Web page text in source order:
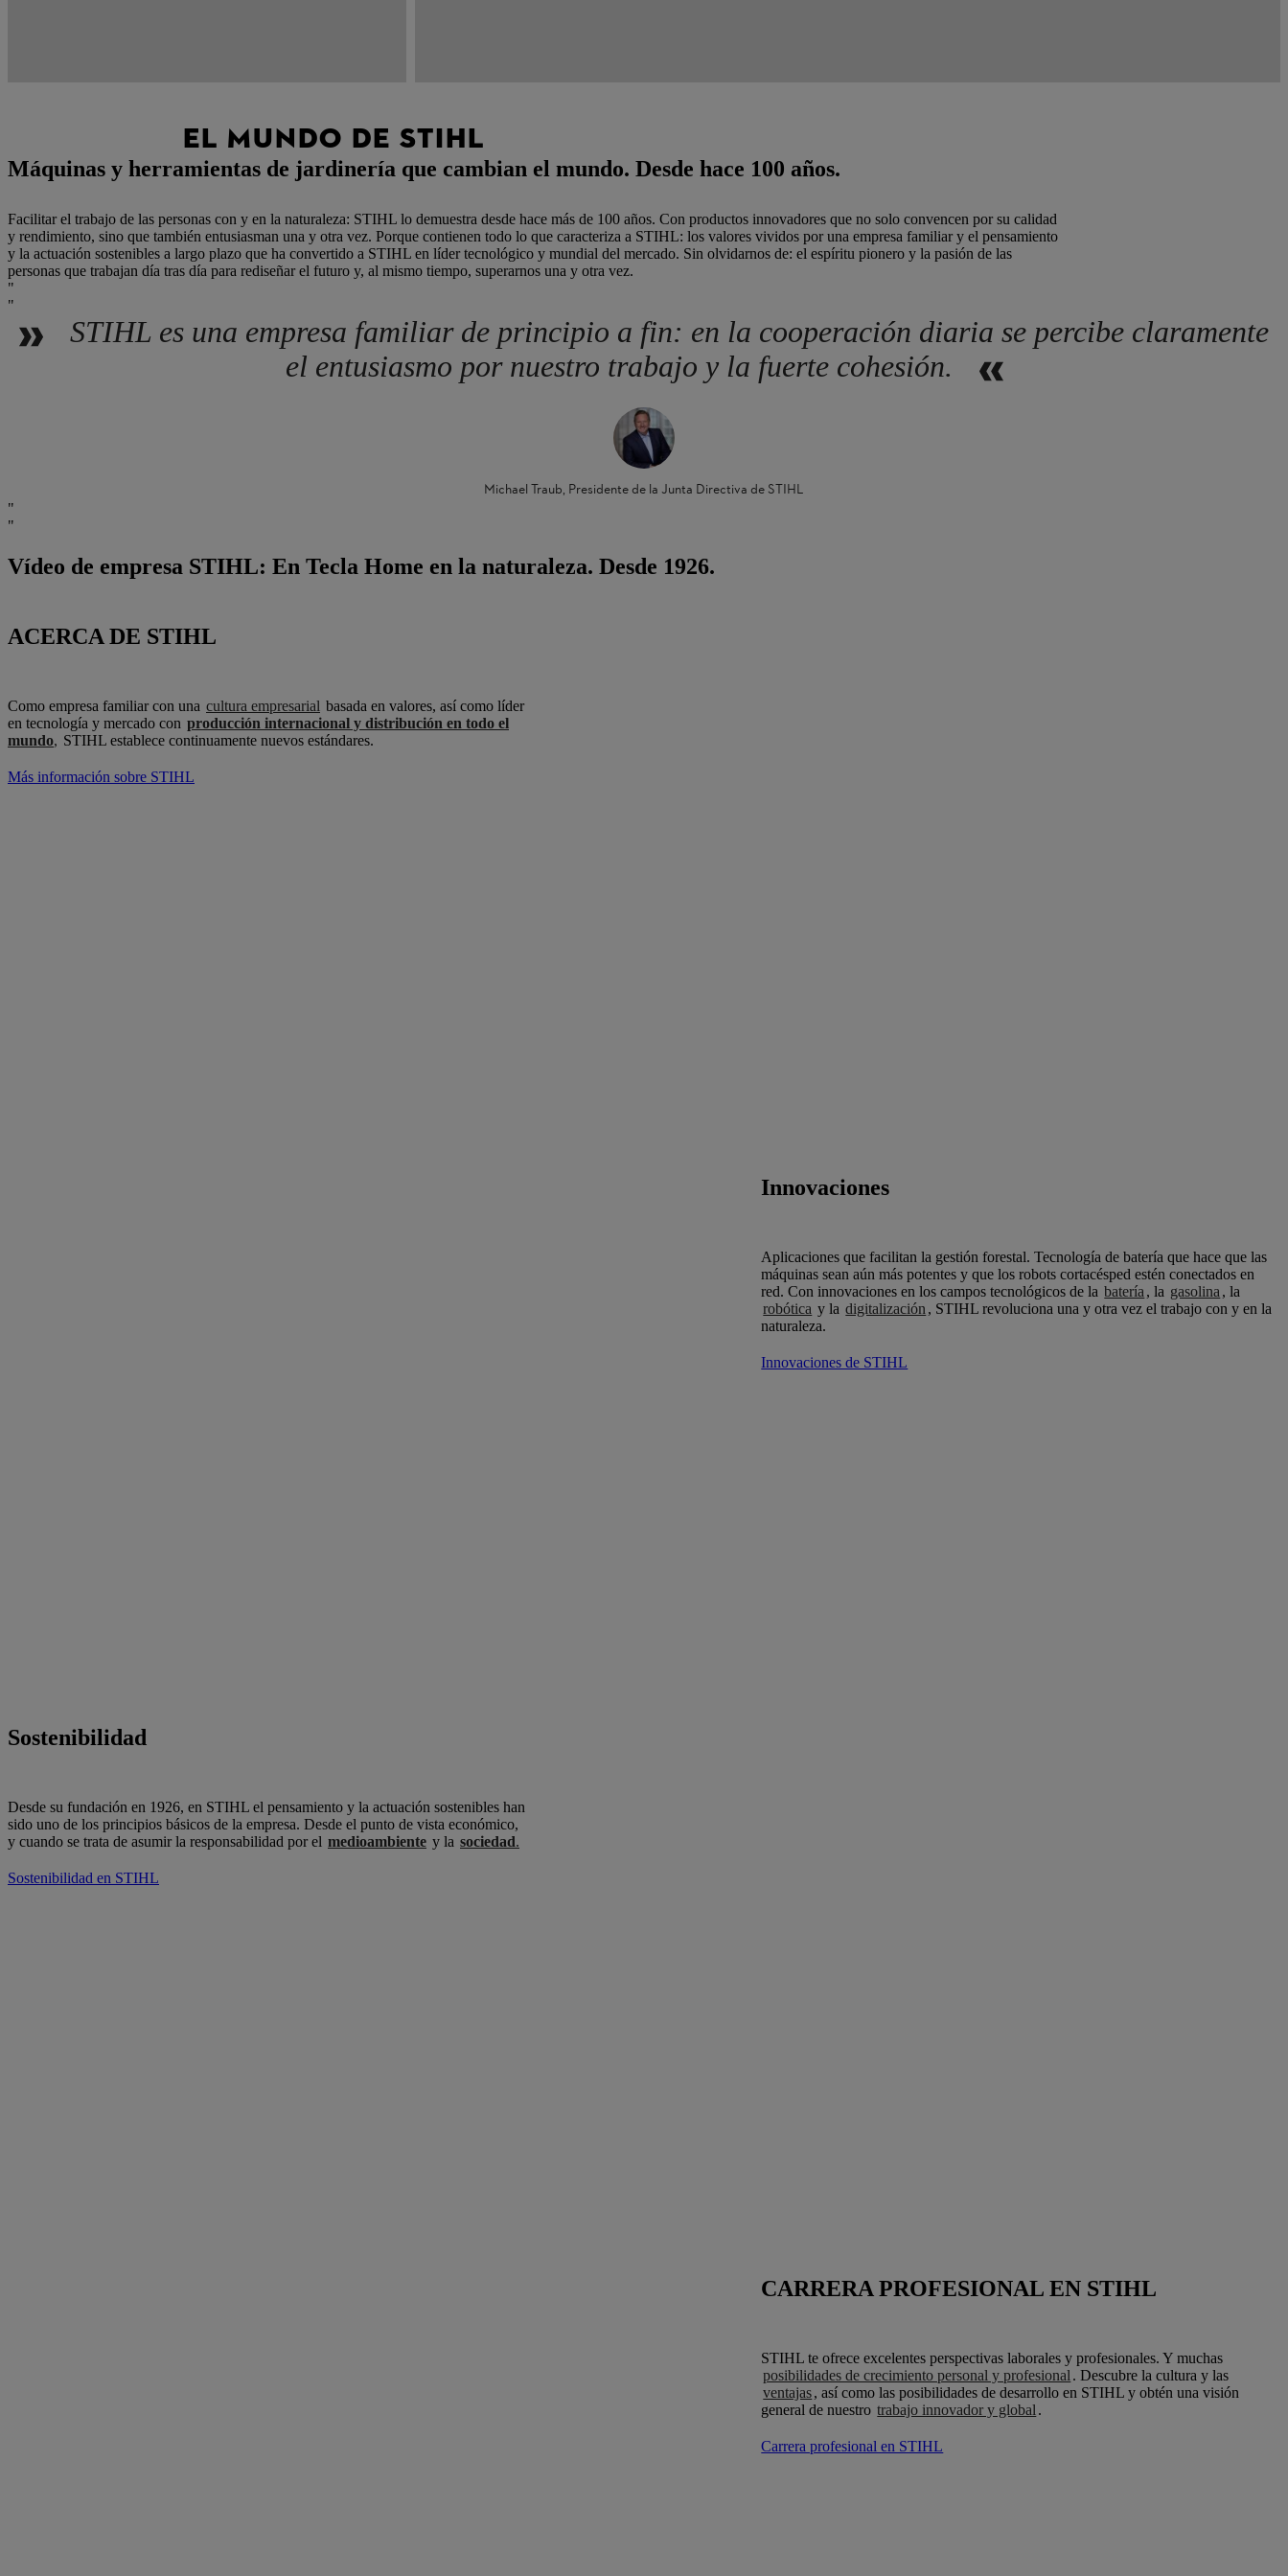
EL MUNDO DE STIHL
Máquinas y herramientas de jardinería que cambian el mundo. Desde hace 100 años.
Facilitar el trabajo de las personas con y en la naturaleza: STIHL lo demuestra desde hace más de 100 años. Con productos innovadores que no solo convencen por su calidad
y rendimiento, sino que también entusiasman una y otra vez. Porque contienen todo lo que caracteriza a STIHL: los valores vividos por una empresa familiar y el pensamiento
y la actuación sostenibles a largo plazo que ha convertido a STIHL en líder tecnológico y mundial del mercado. Sin olvidarnos de: el espíritu pionero y la pasión de las
personas que trabajan día tras día para rediseñar el futuro y, al mismo tiempo, superarnos una y otra vez.
STIHL es una empresa familiar de principio a fin: en la cooperación diaria se percibe claramente
el entusiasmo por nuestro trabajo y la fuerte cohesión.
Michael Traub, Presidente de la Junta Directiva de STIHL
Vídeo de empresa STIHL: En Tecla Home en la naturaleza. Desde 1926.
ACERCA DE STIHL
Como empresa familiar con una cultura empresarial basada en valores, así como líder
en tecnología y mercado con producción internacional y distribución en todo el
mundo, STIHL establece continuamente nuevos estándares.
Más información sobre STIHL
Innovaciones
Aplicaciones que facilitan la gestión forestal. Tecnología de batería que hace que las
máquinas sean aún más potentes y que los robots cortacésped estén conectados en
red. Con innovaciones en los campos tecnológicos de la batería , la gasolina , la
robótica y la digitalización , STIHL revoluciona una y otra vez el trabajo con y en la
naturaleza.
Innovaciones de STIHL
Sostenibilidad
Desde su fundación en 1926, en STIHL el pensamiento y la actuación sostenibles han
sido uno de los principios básicos de la empresa. Desde el punto de vista económico,
y cuando se trata de asumir la responsabilidad por el medioambiente y la sociedad.
Sostenibilidad en STIHL
CARRERA PROFESIONAL EN STIHL
STIHL te ofrece excelentes perspectivas laborales y profesionales. Y muchas
posibilidades de crecimiento personal y profesional . Descubre la cultura y las
ventajas, así como las posibilidades de desarrollo en STIHL y obtén una visión
general de nuestro trabajo innovador y global .
Carrera profesional en STIHL